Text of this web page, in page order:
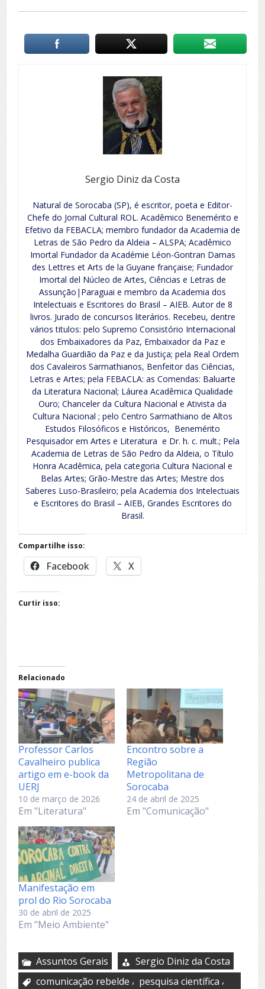
Sergio Diniz da Costa
Natural de Sorocaba (SP), é escritor, poeta e Editor-
Chefe do Jornal Cultural ROL. Acadêmico Benemérito e
Efetivo da FEBACLA; membro fundador da Academia de
Letras de São Pedro da Aldeia – ALSPA; Acadêmico
Imortal Fundador da Académie Léon-Gontran Damas
des Lettres et Arts de la Guyane française; Fundador
Imortal del Núcleo de Artes, Ciências e Letras de
Assunção|Paraguai e membro da Academia dos
Intelectuais e Escritores do Brasil – AIEB. Autor de 8
livros. Jurado de concursos literários. Recebeu, dentre
vários titulos: pelo Supremo Consistório Internacional
dos Embaixadores da Paz, Embaixador da Paz e
Medalha Guardião da Paz e da Justiça; pela Real Ordem
dos Cavaleiros Sarmathianos, Benfeitor das Ciências,
Letras e Artes; pela FEBACLA: as Comendas: Baluarte
da Literatura Nacional; Láurea Acadêmica Qualidade
Ouro; Chanceler da Cultura Nacional e Ativista da
Cultura Nacional ; pelo Centro Sarmathiano de Altos
Estudos Filosóficos e Históricos, Benemérito
Pesquisador em Artes e Literatura e Dr. h. c. mult.; Pela
Academia de Letras de São Pedro da Aldeia, o Título
Honra Acadêmica, pela categoria Cultura Nacional e
Belas Artes; Grão-Mestre das Artes; Mestre dos
Saberes Luso-Brasileiro; pela Academia dos Intelectuais
e Escritores do Brasil – AIEB, Grandes Escritores do
Brasil.
Compartilhe isso:
Facebook X
Curtir isso:
Relacionado
Professor Carlos
Cavalheiro publica
artigo em e-book da
UERJ
10 de março de 2026
Em "Literatura"
Encontro sobre a
Região
Metropolitana de
Sorocaba
24 de abril de 2025
Em "Comunicação"
Manifestação em
prol do Rio Sorocaba
30 de abril de 2025
Em "Meio Ambiente"
Assuntos Gerais
Sergio Diniz da Costa
comunicação rebelde , pesquisa científica ,